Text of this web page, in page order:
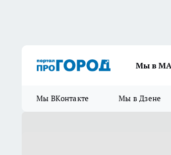
Мы в
Мы ВКонтакте Мы в Дзене